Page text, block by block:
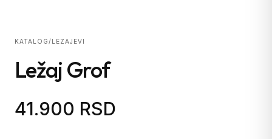
KATALOG/LEZAJEVI
Ležaj Grof
41.900 RSD